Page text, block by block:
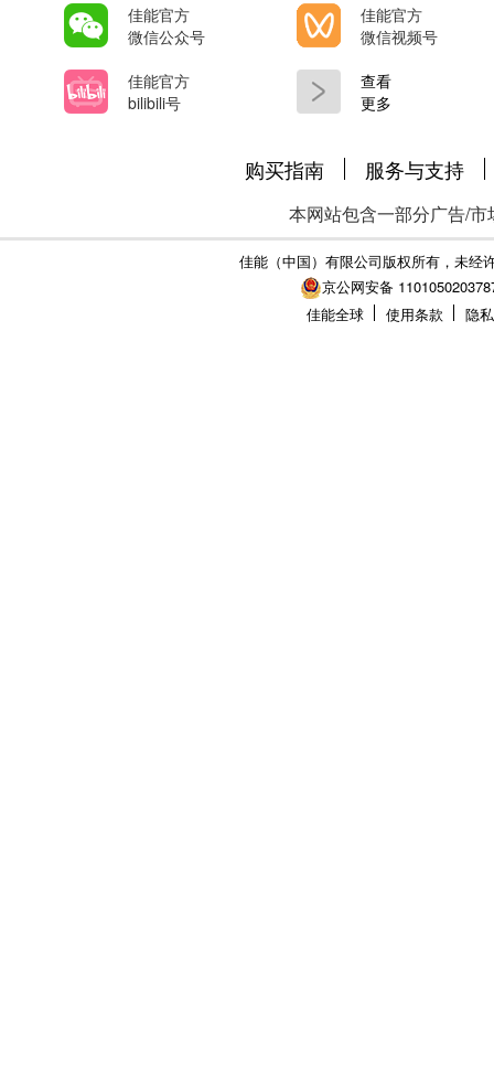
佳能官方
微信公众号
佳能官方
微信视频号
佳能官方
bilibili号
查看
更多
购买指南 服务与支持
本网站包含一部分广告/
佳能（中国）有限公司版权所有，未经
京公网安备
佳能全球
使用条款 隐